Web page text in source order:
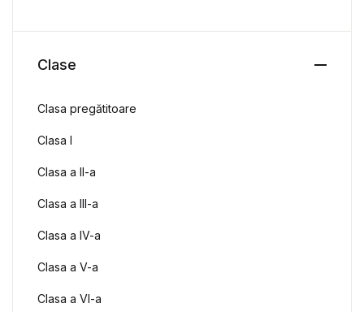
Clase
Clasa pregătitoare
Clasa I
Clasa a II-a
Clasa a III-a
Clasa a IV-a
Clasa a V-a
Clasa a VI-a